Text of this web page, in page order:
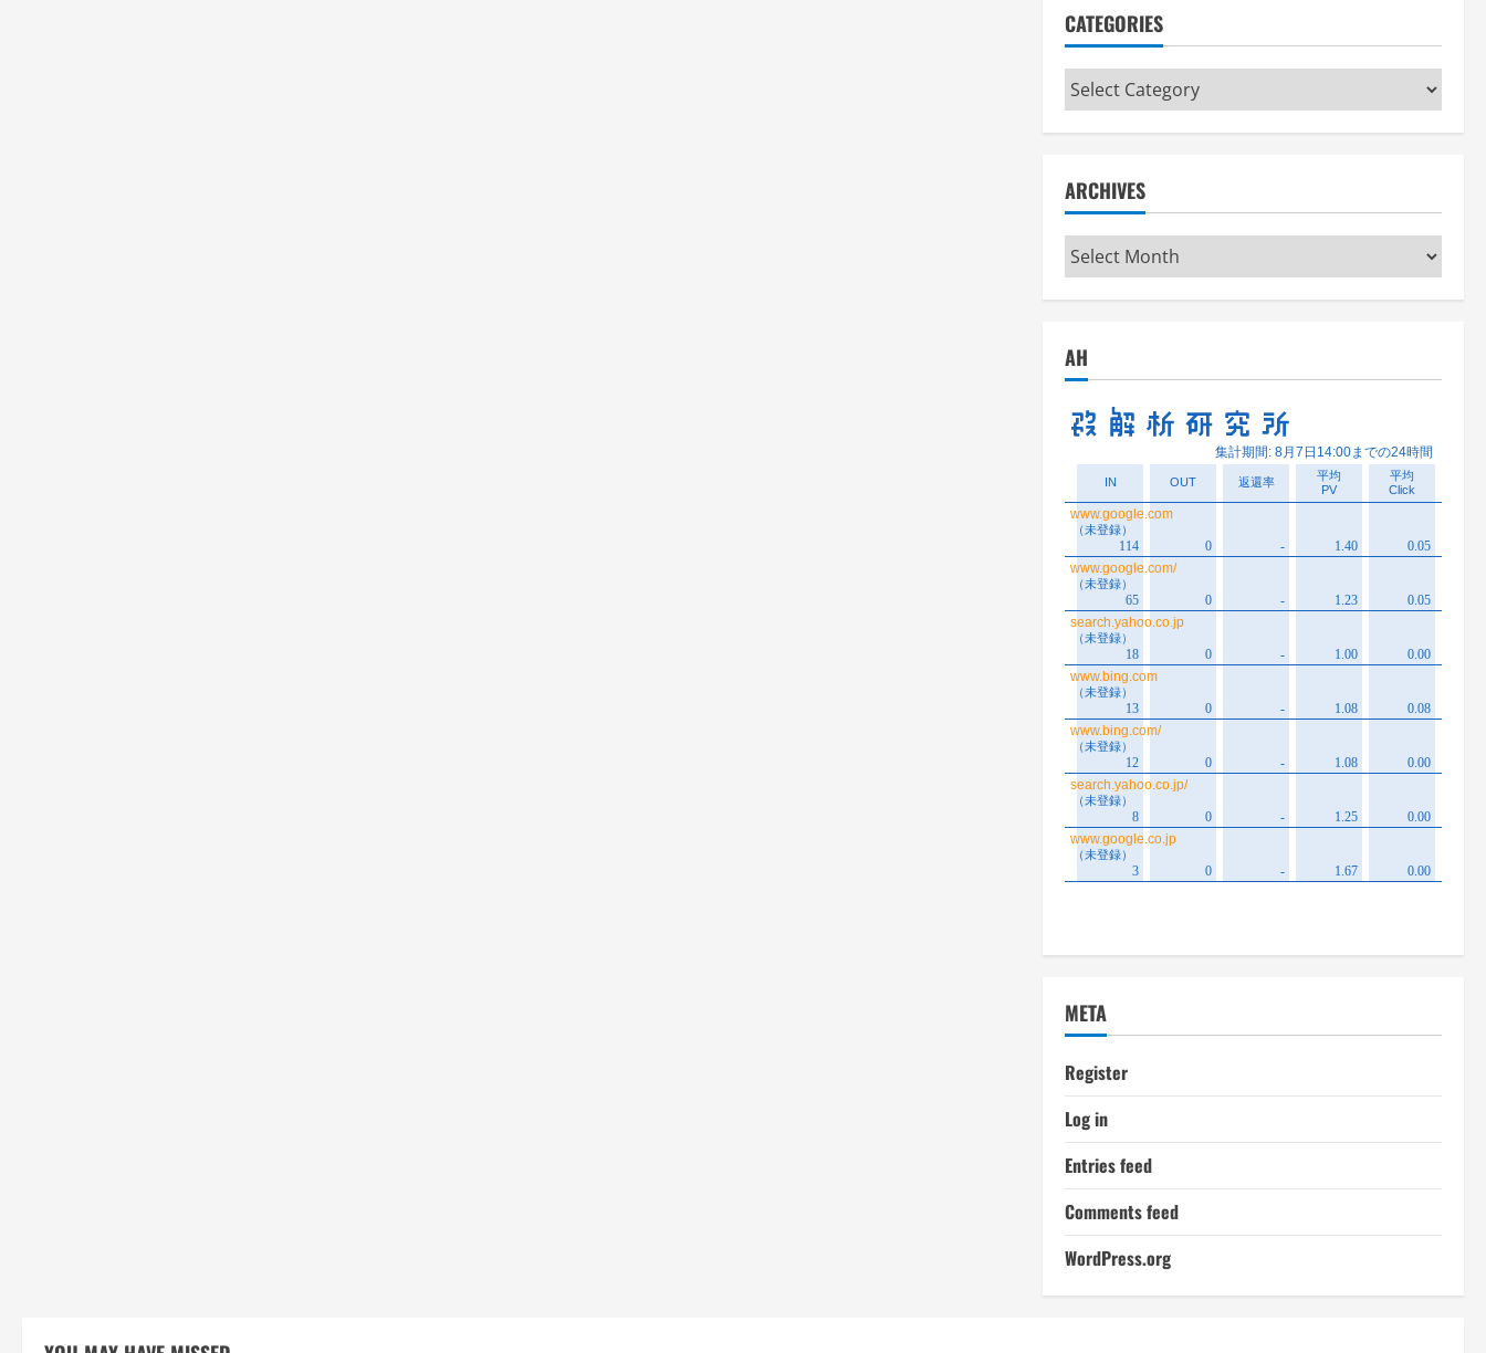
CATEGORIES
Categories
ARCHIVES
Archives
AH
META
Register
Log in
Entries feed
Comments feed
WordPress.org